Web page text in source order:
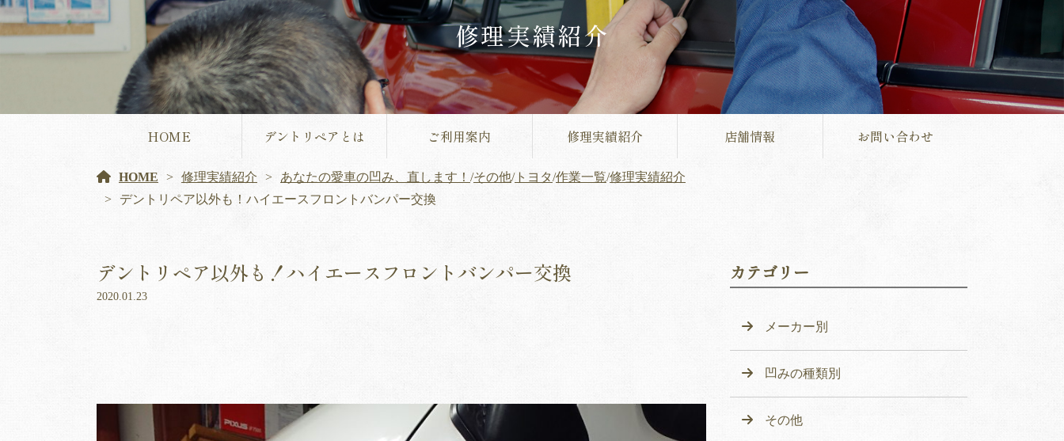
修理実績紹介
HOME デントリペアとは ご利用案内 修理実績紹介 店舗情報 お問い合わせ
HOME 修理実績紹介 あなたの愛車の凹み、直します！ /その他/トヨタ/作業一覧/修理実績紹介
デントリペア以外も！ハイエースフロントバンパー交換
デントリペア以外も！ハイエースフロントバンパー交換
2020.01.23
カテゴリー
メーカー別
凹みの種類別
その他